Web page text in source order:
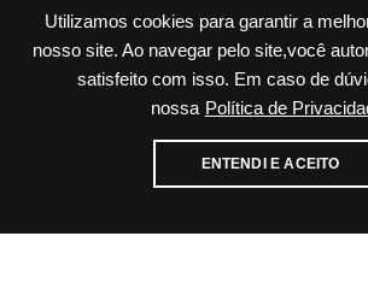
Utilizamos cookies para garantir a
nosso site. Ao navegar pelo site,você
satisfeito com isso. Em caso de
nossa Política de
ENTENDI E ACEITO
Ler mais...
Cadastre-se para receber nossos
E-mail